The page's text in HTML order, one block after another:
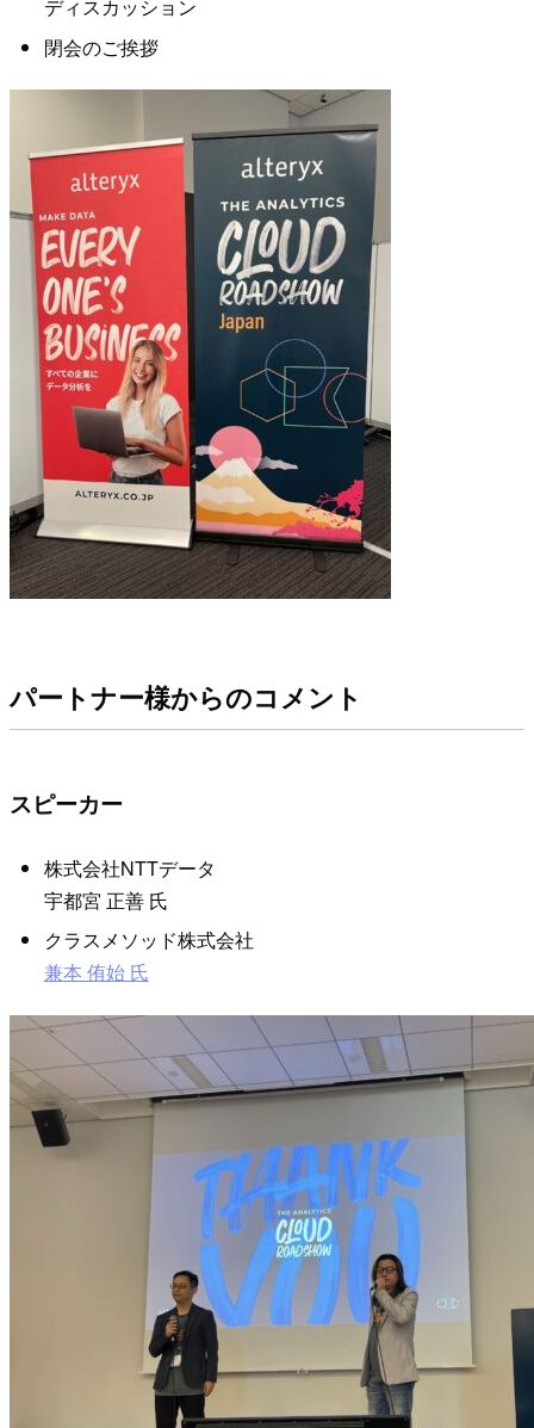
ディスカッション
閉会のご挨拶
パートナー様からのコメント
スピーカー
株式会社NTTデータ
宇都宮 正善 氏
クラスメソッド株式会社
兼本 侑始 氏